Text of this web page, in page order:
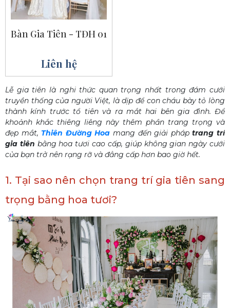
Bàn Gia Tiên - TĐH 01
Liên hệ
Lễ gia tiên là nghi thức quan trọng nhất trong đám cưới
truyền thống của người Việt, là dịp để con cháu bày tỏ lòng
thành kính trước tổ tiên và ra mắt hai bên gia đình. Để
khoảnh khắc thiêng liêng này thêm phần trang trọng và
đẹp mắt, Thiên Đường Hoa mang đến giải pháptrang trí
gia tiên bằng hoa tươi cao cấp, giúp không gian ngày cưới
của bạn trở nên rạng rỡ và đẳng cấp hơn bao giờ hết.
1. Tại sao nên chọn trang trí gia tiên sang
trọng bằng hoa tươi?